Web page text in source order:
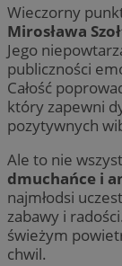
Wieczorny
Mirosława
Jego
publiczności
Całość
który zapewni
pozytywnych
Ale to nie
dmuchańce i
najmłodsi
zabawy i
świeżym
chwil.